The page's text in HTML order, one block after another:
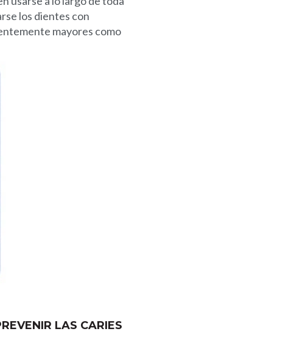
los dientes con
mayores como
LAS CARIES